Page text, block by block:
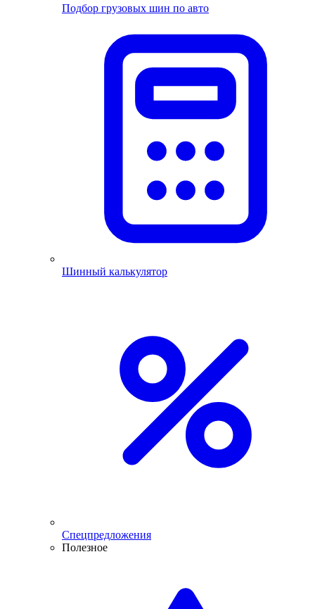
Подбор грузовых шин по авто
Шинный калькулятор
Спецпредложения
Полезное